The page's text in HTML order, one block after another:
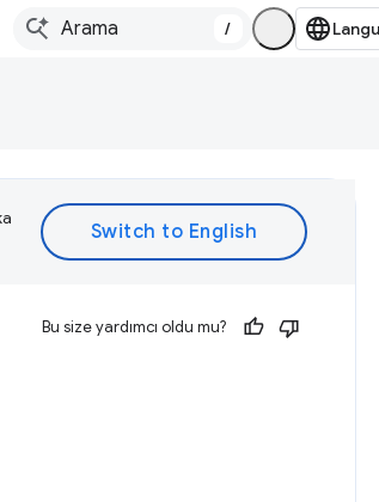
/
Bu size yardımcı oldu mu?